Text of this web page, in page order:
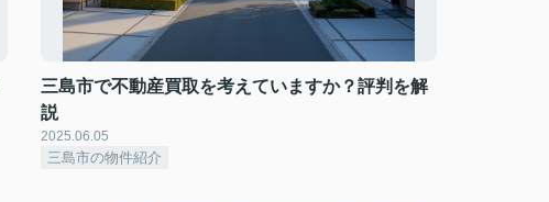
三島市で不動産買取を考えていますか？評判を解
説
2025.06.05
三島市の物件紹介